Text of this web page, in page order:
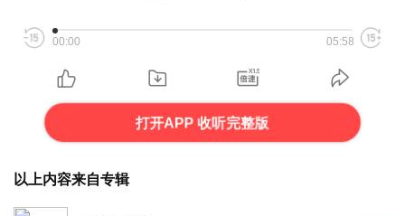
00:00 05:58
打开APP 收听完整版
以上内容来自专辑